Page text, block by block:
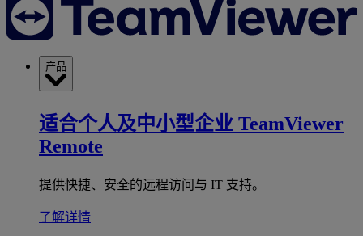
产品
适合个人及中小型企业 TeamViewer
Remote
提供快捷、安全的远程访问与 IT 支持。
了解详情